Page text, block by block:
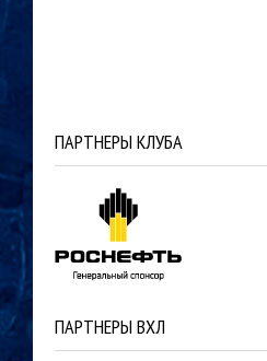
ПАРТНЕРЫ КЛУБА
ПАРТНЕРЫ ВХЛ